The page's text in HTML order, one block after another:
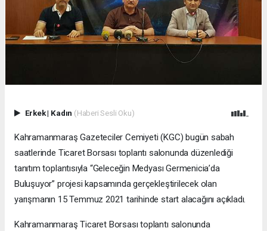
Erkek| Kadın (Haberi Sesli Oku)
Kahramanmaraş Gazeteciler Cemiyeti (KGC) bugün sabah
saatlerinde Ticaret Borsası toplantı salonunda düzenlediği
tanıtım toplantısıyla “Geleceğin Medyası Germenicia’da
Buluşuyor” projesi kapsamında gerçekleştirilecek olan
yarışmanın 15 Temmuz 2021 tarihinde start alacağını açıkladı.
Kahramanmaraş Ticaret Borsası toplantı salonunda